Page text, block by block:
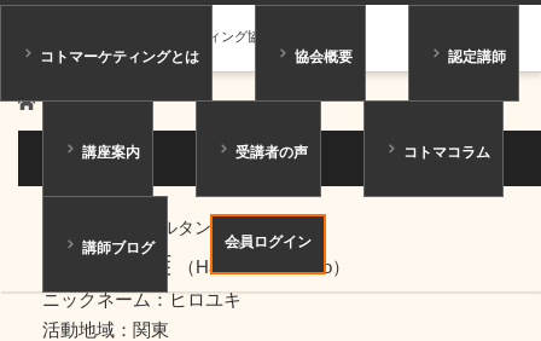
一般社団法人コトマーケティング協会
コトマーケティングとは 協会概要 認定講師
講座案内 受講者の声 コトマコラム
講師ブログ 会員ログイン
ホーム 講師紹介
講師紹介
マスターコンサルタント
橋本 英雄
（Hashimoto Hideo）
ニックネーム：ヒロユキ
活動地域：関東